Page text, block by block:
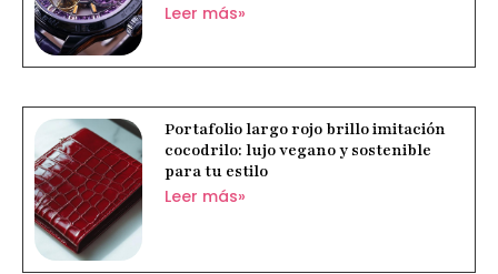
Leer más»
Portafolio largo rojo brillo imitación
cocodrilo: lujo vegano y sostenible
para tu estilo
Leer más»